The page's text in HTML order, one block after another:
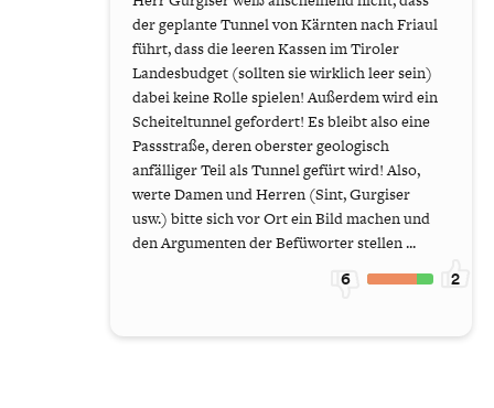
der geplante Tunnel von Kärnten nach Friaul
führt, dass die leeren Kassen im Tiroler
Landesbudget (sollten sie wirklich leer sein)
dabei keine Rolle spielen! Außerdem wird ein
Scheiteltunnel gefordert! Es bleibt also eine
Passstraße, deren oberster geologisch
anfälliger Teil als Tunnel gefürt wird! Also,
werte Damen und Herren (Sint, Gurgiser
usw.) bitte sich vor Ort ein Bild machen und
den Argumenten der Befüworter stellen ...
6 2